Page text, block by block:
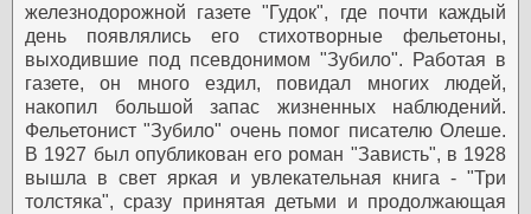
железнодорожной газете "Гудок", где почти каждый
день появлялись его стихотворные фельетоны,
выходившие под псевдонимом "Зубило". Работая в
газете, он много ездил, повидал многих людей,
накопил большой запас жизненных наблюдений.
Фельетонист "Зубило" очень помог писателю Олеше.
В 1927 был опубликован его роман "Зависть", в 1928
вышла в свет яркая и увлекательная книга - "Три
толстяка", сразу принятая детьми и продолжающая